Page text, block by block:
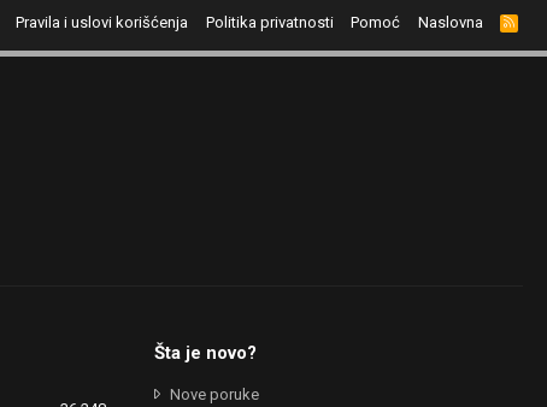
Pravila i uslovi korišćenja Politika privatnosti Pomoć Naslovna
R
S
S
Šta je novo?
Nove poruke